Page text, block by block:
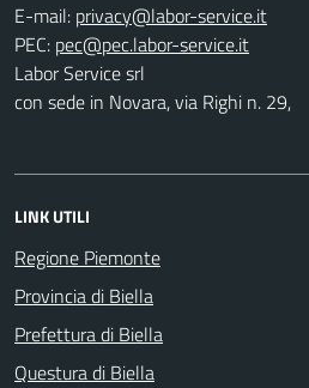
E-mail:
PEC:
Labor Service srl
con sede in Novara, via Righi n. 29,
LINK UTILI
Regione Piemonte
Provincia di Biella
Prefettura di Biella
Questura di Biella